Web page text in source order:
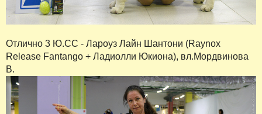
Отлично 3 Ю.СС - Лароуз Лайн Шантони (Raynox
Release Fantango + Ладиолли Юкиона), вл.Мордвинова
В.